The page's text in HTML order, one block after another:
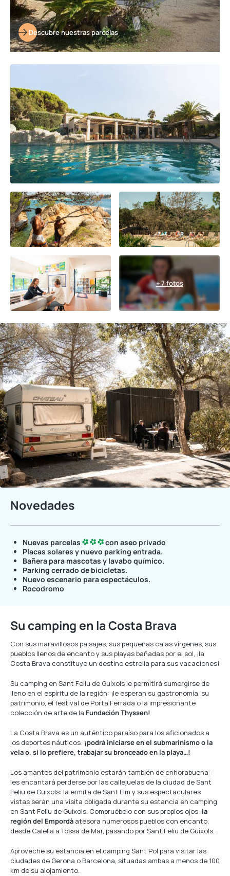
Descubre nuestras parcelas
+ 7 fotos
Novedades
Nuevas parcelas
con aseo privado
Placas solares y nuevo parking entrada.
Bañera para mascotas y lavabo químico.
Parking cerrado de bicicletas.
Nuevo escenario para espectáculos.
Rocodromo
Su camping en la Costa Brava
Con sus maravillosos paisajes, sus pequeñas calas vírgenes, sus
pueblos llenos de encanto y sus playas bañadas por el sol, ¡la
Costa Brava constituye un destino estrella para sus vacaciones!
Su camping en Sant Feliu de Guíxols le permitirá sumergirse de
lleno en el espíritu de la región: ¡le esperan su gastronomía, su
patrimonio, el festival de Porta Ferrada o la impresionante
colección de arte de la Fundación Thyssen!
La Costa Brava es un auténtico paraíso para los aficionados a
los deportes náuticos: ¡podrá iniciarse en el submarinismo o la
vela o, si lo prefiere, trabajar su bronceado en la playa…!
Los amantes del patrimonio estarán también de enhorabuena:
les encantará perderse por las callejuelas de la ciudad de Sant
Feliu de Guixols: la ermita de Sant Elm y sus espectaculares
vistas serán una visita obligada durante su estancia en camping
en Sant Feliu de Guíxols. Compruébelo con sus propios ojos: la
región del Empordà atesora numerosos pueblos con encanto,
desde Calella a Tossa de Mar, pasando por Sant Feliu de Guíxols.
Aproveche su estancia en el camping Sant Pol para visitar las
ciudades de Gerona o Barcelona, situadas ambas a menos de 100
km de su alojamiento.